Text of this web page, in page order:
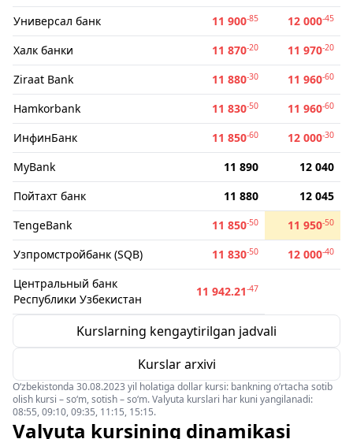
Универсал банк
11 900-85 12 000-45
Халк банки 11 870-20 11 970-20
Ziraat Bank 11 880-30 11 960-60
Hamkorbank 11 830-50 11 960-60
ИнфинБанк 11 850-60 12 000-30
MyBank 11 890
12 040
Пойтахт банк
11 880
12 045
TengeBank
11 850-50 11 950-50
Узпромстройбанк (SQB) 11 830-50 12 000-40
Центральный банк
Республики Узбекистан
11 942.21-47
Kurslarning kengaytirilgan jadvali
Kurslar arxivi
O‘zbekistonda 30.08.2023 yil holatiga dollar kursi: bankning o‘rtacha sotib
olish kursi – so‘m, sotish – so‘m. Valyuta kurslari har kuni yangilanadi:
08:55, 09:10, 09:35, 11:15, 15:15.
Valyuta kursining dinamikasi